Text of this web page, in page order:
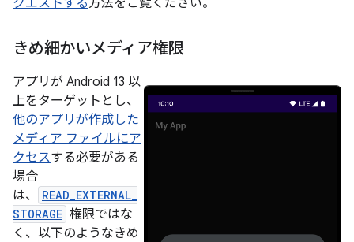
クエストする方法をご覧ください。
きめ細かいメディア権限
アプリが Android 13 以
上をターゲットとし、
他のアプリが作成した
メディア ファイルにア
クセスする必要がある
場合
は、
READ_EXTERNAL_
STORAGE 権限ではな
く、以下のようなきめ